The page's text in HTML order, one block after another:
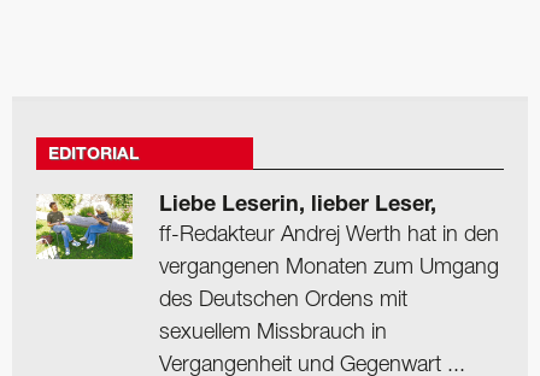
EDITORIAL
Liebe Leserin, lieber Leser,
ff-Redakteur Andrej Werth hat in den
vergangenen Monaten zum Umgang
des Deutschen Ordens mit
sexuellem Missbrauch in
Vergangenheit und Gegenwart ...